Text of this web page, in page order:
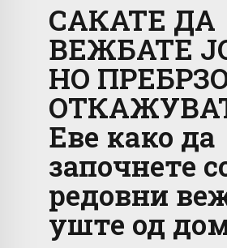
САКАТЕ ДА
ВЕЖБАТЕ
НО
Еве како да
започнете
редовни
уште од